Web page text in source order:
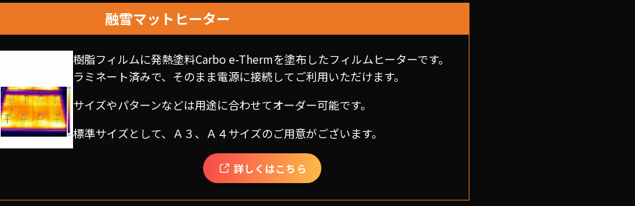
融雪マットヒーター
樹脂フィルムに発熱塗料Carbo e-Thermを塗布したフィルムヒーターです。
ラミネート済みで、そのまま電源に接続してご利用いただけます。
サイズやパターンなどは用途に合わせてオーダー可能です。
標準サイズとして、Ａ３、Ａ４サイズのご用意がございます。
詳しくはこちら